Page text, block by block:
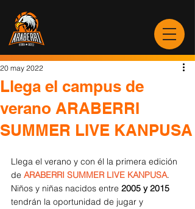
Llega el campus de
verano ARABERRI
SUMMER LIVE KANPUSA
20 may 2022
Llega el verano y con él la primera edición
de ARABERRI SUMMER LIVE KANPUSA.
Niños y niñas nacidos entre 2005 y 2015
tendrán la oportunidad de jugar y